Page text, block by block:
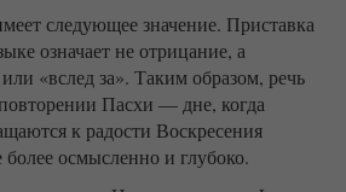
следующее значение. Приставка
означает не отрицание, а
«вслед за». Таким образом, речь
Пасхи — дне, когда
к радости Воскресения
осмысленно и глубоко.